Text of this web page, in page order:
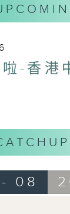
啦-香港
08